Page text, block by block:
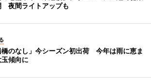
夜間ライトアップも
橋のなし」今シーズン初出荷 今年は雨に恵ま
傾向に